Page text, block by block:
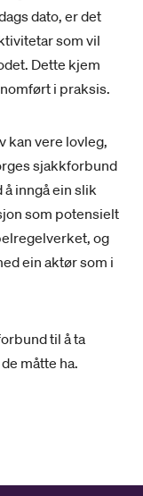
dato, er det
som vil
Dette kjem
i praksis.
kan vere lovleg,
sjakkforbund
inngå ein slik
som potensielt
og
ein aktør som i
til å ta
måtte ha.